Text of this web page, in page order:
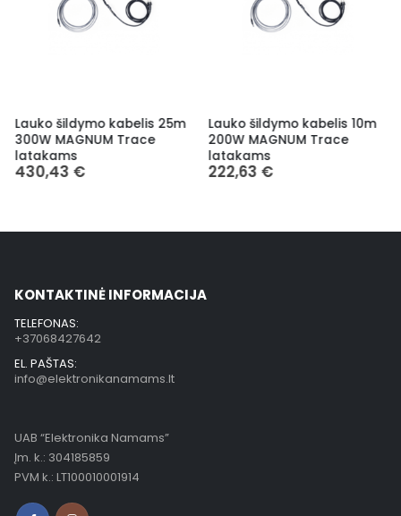
Lauko šildymo kabelis 25m
300W MAGNUM Trace
latakams
430,43 €
Lauko šildymo kabelis 10m
200W MAGNUM Trace
latakams
222,63 €
KONTAKTINĖ INFORMACIJA
TELEFONAS:
+37068427642
EL. PAŠTAS:
info@elektronikanamams.lt
UAB “Elektronika Namams”
Įm. k.: 304185859
PVM k.: LT100010001914